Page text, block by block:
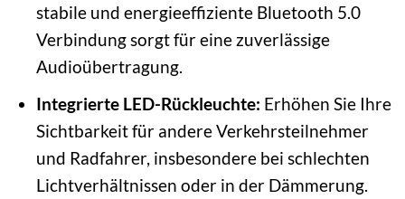
stabile und energieeffiziente Bluetooth 5.0
Verbindung sorgt für eine zuverlässige
Audioübertragung.
Integrierte LED-Rückleuchte: Erhöhen Sie Ihre
Sichtbarkeit für andere Verkehrsteilnehmer
und Radfahrer, insbesondere bei schlechten
Lichtverhältnissen oder in der Dämmerung.